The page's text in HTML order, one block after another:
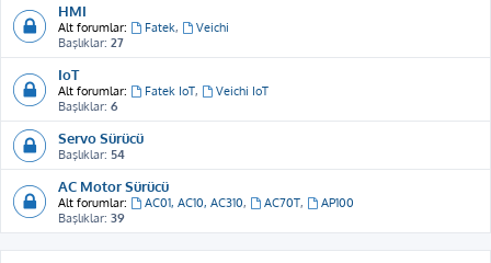
HMI
Alt forumlar: Fatek,
Veichi
Başlıklar: 27
IoT
Alt forumlar: Fatek IoT,
Veichi IoT
Başlıklar: 6
Servo Sürücü
Başlıklar: 54
AC Motor Sürücü
Alt forumlar: AC01, AC10, AC310, AC70T,
AP100
Başlıklar: 39